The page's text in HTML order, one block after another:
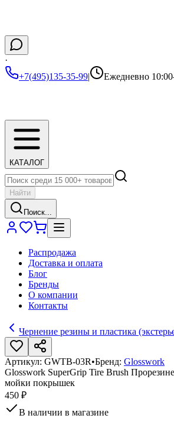
·
+7(495)135-35-99| Ежедневно
КАТАЛОГ
Найти
Поиск...
Распродажа
Доставка и оплата
Блог
Бренды
О компании
Контакты
Чернение резины и пластика
Артикул: GWТВ-03R•Бренд: Glosswork
Glosswork SuperGrip Tire Brush
мойки покрышек
450 ₽
В наличии в магазине